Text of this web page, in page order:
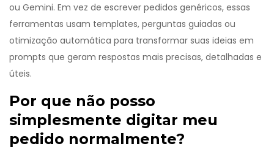
ou Gemini. Em vez de escrever pedidos genéricos, essas
ferramentas usam templates, perguntas guiadas ou
otimização automática para transformar suas ideias em
prompts que geram respostas mais precisas, detalhadas e
úteis.
Por que não posso
simplesmente digitar meu
pedido normalmente?